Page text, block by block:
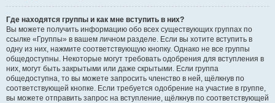
Где находятся группы и как мне вступить в них?
Вы можете получить информацию обо всех существующих группах по
ссылке «Группы» в вашем личном разделе. Если вы хотите вступить в
одну из них, нажмите соответствующую кнопку. Однако не все группы
общедоступны. Некоторые могут требовать одобрения для вступления в
них, могут быть закрытыми или даже скрытыми. Если группа
общедоступна, то вы можете запросить членство в ней, щёлкнув по
соответствующей кнопке. Если требуется одобрение на участие в группе,
вы можете отправить запрос на вступление, щёлкнув по соответствующей